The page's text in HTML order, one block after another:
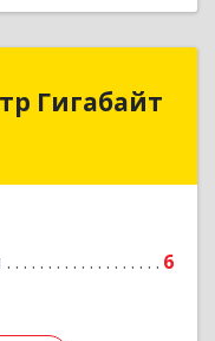
Гигабайт
6
Гигабайт